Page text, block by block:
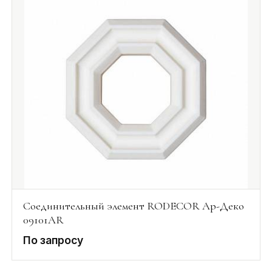
Соединительный элемент RODECOR Ар-Деко
09101AR
По запросу